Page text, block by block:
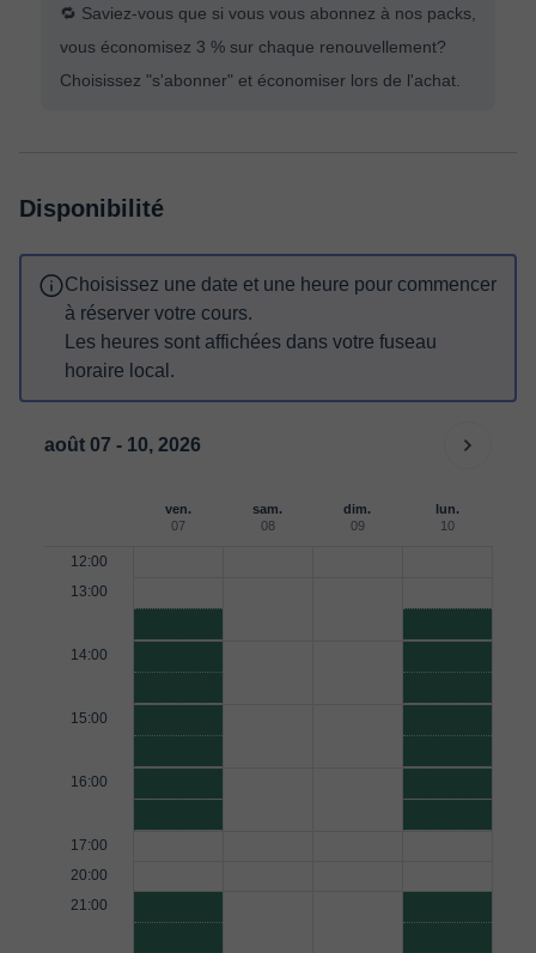
🔁 Saviez-vous que si vous vous abonnez à nos packs,
vous économisez 3 % sur chaque renouvellement?
Choisissez "s'abonner" et économiser lors de l'achat.
Disponibilité
Choisissez une date et une heure pour commencer
à réserver votre cours.
Les heures sont affichées dans votre fuseau
horaire local.
août 07 - 10, 2026
ven.
07
sam.
08
dim.
09
lun.
10
12:00
13:00
14:00
15:00
16:00
17:00
20:00
21:00